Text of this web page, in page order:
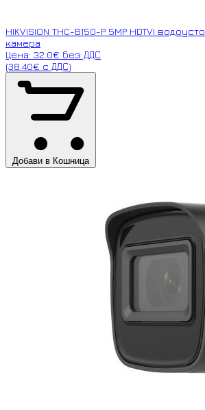
HIKVISION THC-B150-P 5MP HDTVI
камера
Цена: 32.0€ без ДДС
(38.40€ с ДДС)
Добави в Кошница